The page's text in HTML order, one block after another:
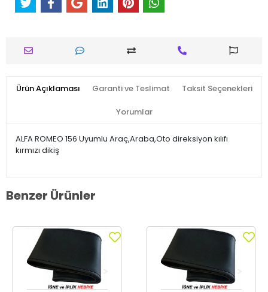
Ürün Açıklaması Garanti ve Teslimat Taksit Seçenekleri
Yorumlar
ALFA ROMEO 156 Uyumlu Araç,Araba,Oto direksiyon kılıfı
kırmızı dikiş
Benzer Ürünler